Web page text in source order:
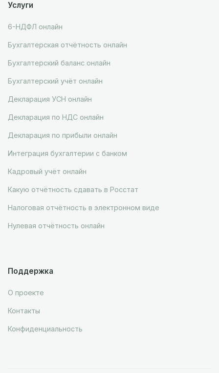
Услуги
6-НДФЛ онлайн
Бухгалтерская отчётность онлайн
Бухгалтерский баланс онлайн
Бухгалтерский учёт онлайн
Декларация УСН онлайн
Декларация по НДС онлайн
Декларация по прибыли онлайн
Интеграция бухгалтерии с банком
Кадровый учёт онлайн
Какую отчётность сдавать в Росстат
Налоговая отчётность в электронном виде
Нулевая отчётность онлайн
Поддержка
О проекте
Контакты
Конфиденциальность